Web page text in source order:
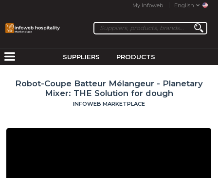
My Infoweb English
SUPPLIERS PRODUCTS
Robot-Coupe Batteur Mélangeur - Planetary
Mixer: THE Solution for dough
INFOWEB MARKETPLACE